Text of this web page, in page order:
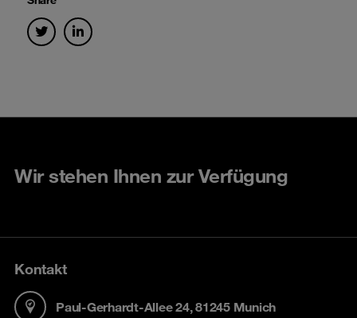
Wir stehen Ihnen zur Verfügung
Kontakt
Paul-Gerhardt-Allee 24, 81245 Munich